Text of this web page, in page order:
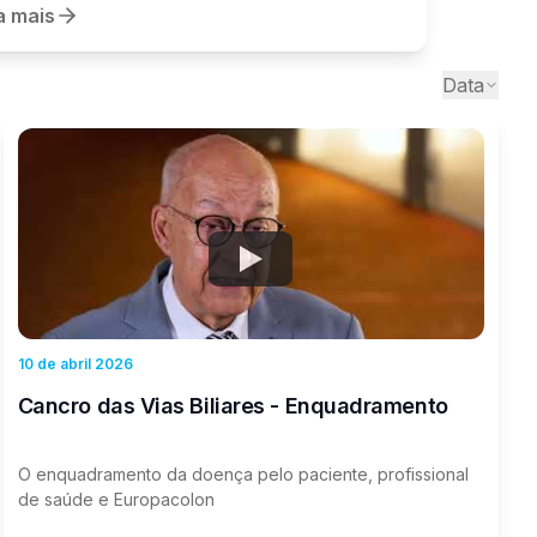
uma sessão de sensibilização e literacia
a quem cuida.
mais
Data
Watch
10 de abril 2026
Cancro das Vias Biliares - Enquadramento
O enquadramento da doença pelo paciente, profissional
de saúde e Europacolon